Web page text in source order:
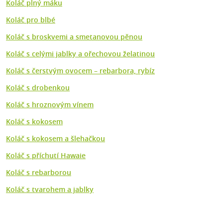
Koláč plný máku
Koláč pro blbé
Koláč s broskvemi a smetanovou pěnou
Koláč s celými jablky a ořechovou želatinou
Koláč s čerstvým ovocem – rebarbora, rybíz
Koláč s drobenkou
Koláč s hroznovým vínem
Koláč s kokosem
Koláč s kokosem a šlehačkou
Koláč s příchutí Hawaie
Koláč s rebarborou
Koláč s tvarohem a jablky